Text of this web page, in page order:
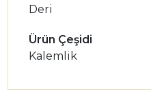
Deri
Ürün Çeşidi
Kalemlik